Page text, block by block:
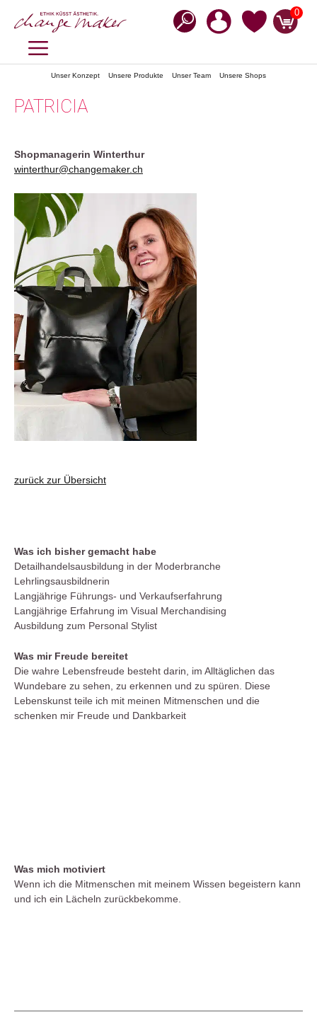
Inhalt
0
MENÜ
Unser Konzept Unsere Produkte Unser Team Unsere Shops
PATRICIA
Shopmanagerin Winterthur
winterthur@changemaker.ch
zurück zur Übersicht
Was ich bisher gemacht habe
Detailhandelsausbildung in der Moderbranche
Lehrlingsausbildnerin
Langjährige Führungs- und Verkaufserfahrung
Langjährige Erfahrung im Visual Merchandising
Ausbildung zum Personal Stylist
Was mir Freude bereitet
Die wahre Lebensfreude besteht darin, im Alltäglichen das
Wundebare zu sehen, zu erkennen und zu spüren. Diese
Lebenskunst teile ich mit meinen Mitmenschen und die
schenken mir Freude und Dankbarkeit
Was mich motiviert
Wenn ich die Mitmenschen mit meinem Wissen begeistern kann
und ich ein Lächeln zurückbekomme.